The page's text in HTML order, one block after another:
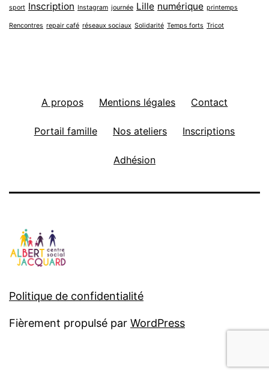
sport Inscription Instagram journée Lille numérique printemps
Rencontres repair café réseaux sociaux Solidarité Temps forts Tricot
A propos Mentions légales Contact
Portail famille Nos ateliers Inscriptions
Adhésion
Politique de confidentialité
Fièrement propulsé par WordPress